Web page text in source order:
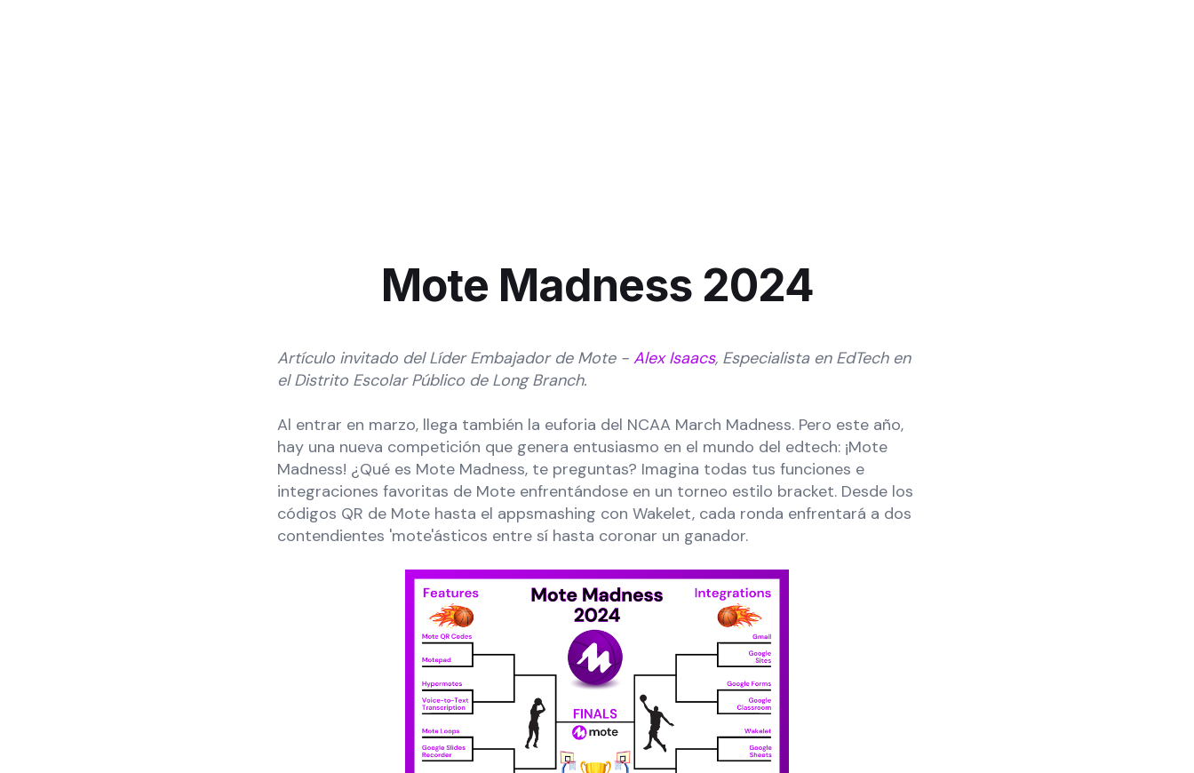
Mote Madness 2024
Artículo invitado del Líder Embajador de Mote - Alex Isaacs, Especialista en EdTech en
el Distrito Escolar Público de Long Branch.
Al entrar en marzo, llega también la euforia del NCAA March Madness. Pero este año,
hay una nueva competición que genera entusiasmo en el mundo del edtech: ¡Mote
Madness! ¿Qué es Mote Madness, te preguntas? Imagina todas tus funciones e
integraciones favoritas de Mote enfrentándose en un torneo estilo bracket. Desde los
códigos QR de Mote hasta el appsmashing con Wakelet, cada ronda enfrentará a dos
contendientes 'mote'ásticos entre sí hasta coronar un ganador.